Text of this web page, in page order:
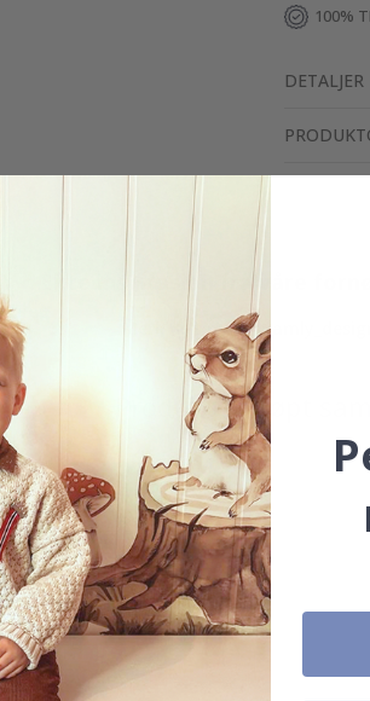
100%
DETALJER
Ekte inspirasjon fra våre
Merk ditt med #namly_design
Produkter kjøpt
95,00 Kr